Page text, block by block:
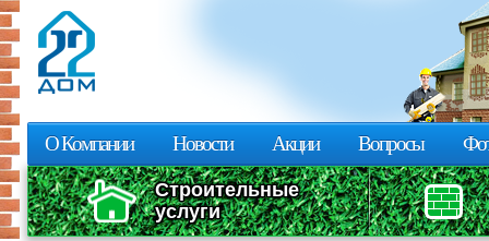
Строительные
услуги
О Компании Новости Акции Вопросы